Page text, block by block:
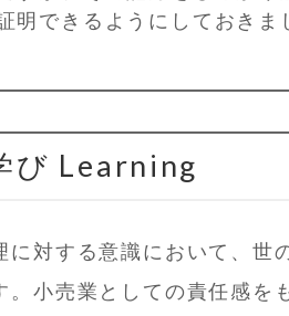
明できるようにしておきま
び Learning
対する意識において、世
小売業としての責任感を